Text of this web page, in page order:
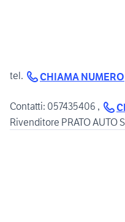
tel. CHIAMA NUMERO
Contatti: 057435406 ,
Rivenditore PRATO AUTO